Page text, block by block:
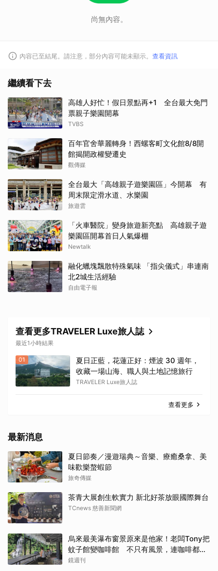
尚無內容。
內容已至結尾。請注意，部分內容可能未顯示。 查看資訊
繼續看下去
高雄人好忙！假日景點再+1 全台最大免門
票親子樂園開幕
TVBS
百年官舍華麗轉身！西螺客町文化館8/8開
館揭開政權變遷史
觀傳媒
全台最大「高雄親子遊樂園區」今開幕 有
周末限定滑水道、水樂園
旅遊雲
「火車醫院」變身旅遊新亮點 高雄親子遊
樂園區開幕首日人氣爆棚
Newtalk
融化蠟塊飄散特殊氣味 「指尖儀式」串連南
北2城生活經驗
自由電子報
查看更多TRAVELER Luxe旅人誌
最近1小時結果
01
夏日正藍，花蓮正好：煙波 30 週年，
收藏一場山海、職人與土地記憶旅行
TRAVELER Luxe旅人誌
查看更多
最新消息
夏日節奏／漫遊瑞典～音樂、療癒桑拿、美
味歡樂螯蝦節
旅奇傳媒
茶青大展創生軟實力 新北好茶放眼國際舞台
TCnews 慈善新聞網
烏來最美瀑布窗景原來是他家！老闆Tony把
蚊子館變咖啡館 不只有風景，連咖啡都好
喝到讓人想再來
鏡週刊